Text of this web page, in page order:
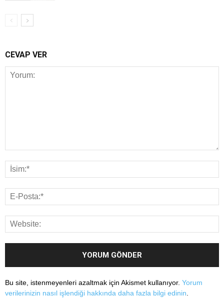
CEVAP VER
Bu site, istenmeyenleri azaltmak için Akismet kullanıyor. Yorum
verilerinizin nasıl işlendiği hakkında daha fazla bilgi edinin